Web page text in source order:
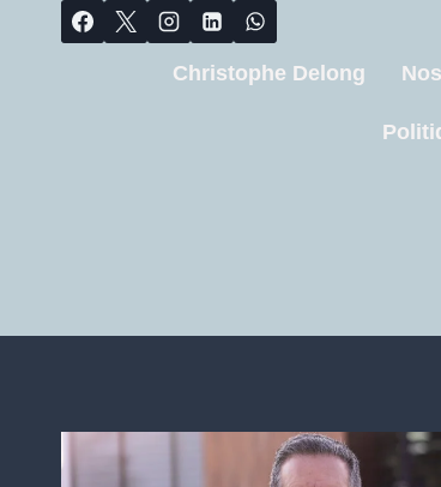
Christophe Delong